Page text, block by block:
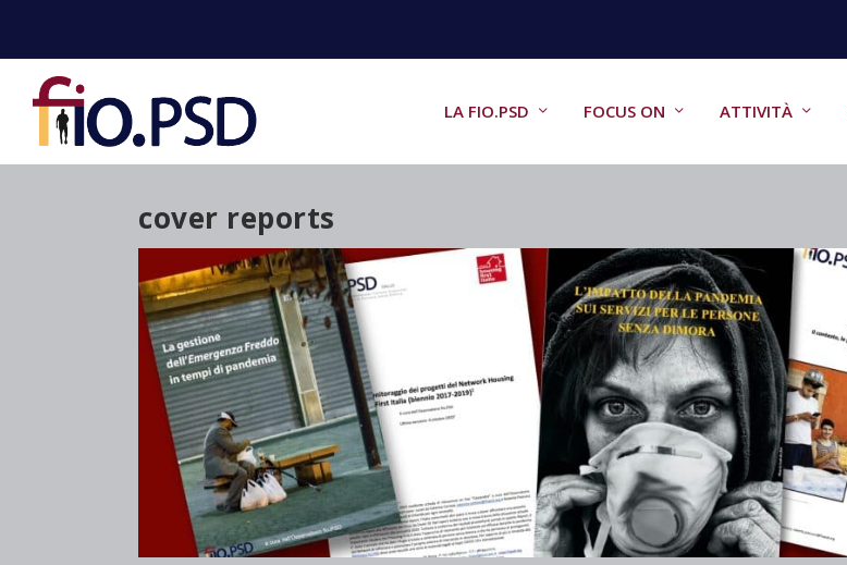
LA FIO.PSD FOCUS ON ATTIVITÀ
cover reports